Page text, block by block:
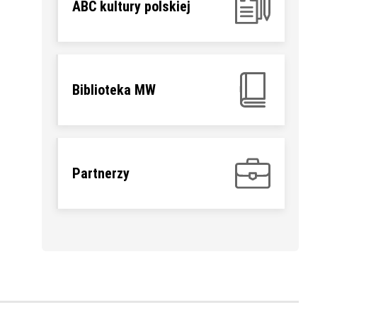
ABC kultury polskiej
Biblioteka MW
Partnerzy